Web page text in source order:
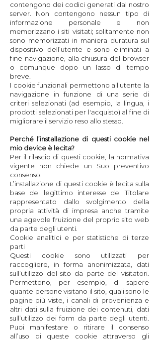
contengono dei codici generati dal nostro
server. Non contengono nessun tipo di
informazione personale e non
memorizzano i siti visitati; solitamente non
sono memorizzati in maniera duratura sul
dispositivo dell’utente e sono eliminati a
fine navigazione, alla chiusura del browser
o comunque dopo un lasso di tempo
breve.
I cookie funzionali permettono all'utente la
navigazione in funzione di una serie di
criteri selezionati (ad esempio, la lingua, i
prodotti selezionati per l'acquisto) al fine di
migliorare il servizio reso allo stesso.
Perché l’installazione di questi cookie nel
mio device è lecita?
Per il rilascio di questi cookie, la normativa
vigente non chiede un Suo preventivo
consenso.
L’installazione di questi cookie è lecita sulla
base del legittimo interesse del Titolare
rappresentato dallo svolgimento della
propria attività di impresa anche tramite
una agevole fruizione del proprio sito web
da parte degli utenti.
Cookie analitici e per statistiche di terze
parti
Questi cookie sono utilizzati per
raccogliere, in forma anonimizzata, dati
sull’utilizzo del sito da parte dei visitatori.
Permettono, per esempio, di sapere
quante persone visitano il sito, quali sono le
pagine più viste, i canali di provenienza e
altri dati sulla fruizione dei contenuti, dati
sull’utilizzo dei form da parte degli utenti.
Puoi manifestare o ritirare il consenso
all’uso di queste cookie attraverso gli